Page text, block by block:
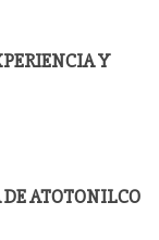
Y
ATOTONILCO